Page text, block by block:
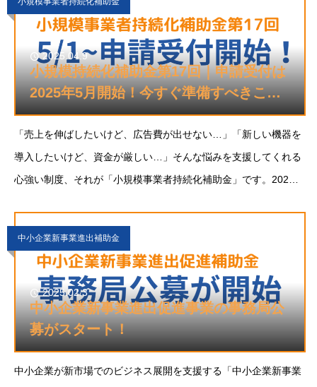
2025.04.9
小規模持続化補助金第17回｜申請受付は
2025年5月開始！今すぐ準備すべきこと
とは？
「売上を伸ばしたいけど、広告費が出せない…」「新しい機器を
導入したいけど、資金が厳しい…」そんな悩みを支援してくれる
心強い制度、それが「小規模事業者持続化補助金」です。2025
中小企業新事業進出補助金
2025.02.3
中小企業新事業進出促進事業の事務局公
募がスタート！
中小企業が新市場でのビジネス展開を支援する「中小企業新事業